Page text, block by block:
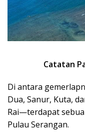
Catatan
Di antara
Dua, Sanur, Kuta,
Rai—terdapat
Pulau Serangan.